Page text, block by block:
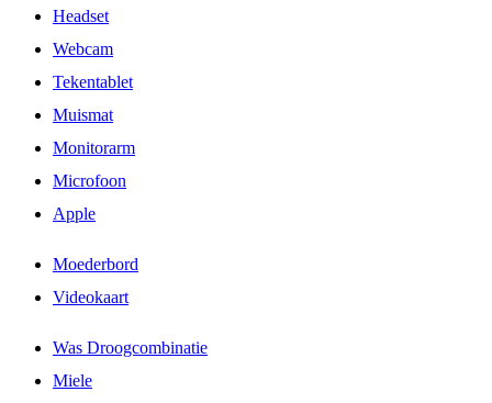
Headset
Webcam
Tekentablet
Muismat
Monitorarm
Microfoon
Apple
Moederbord
Videokaart
Was Droogcombinatie
Miele